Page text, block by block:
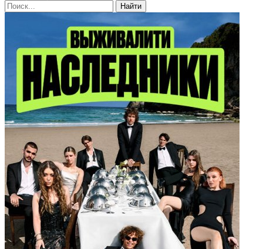
Найти